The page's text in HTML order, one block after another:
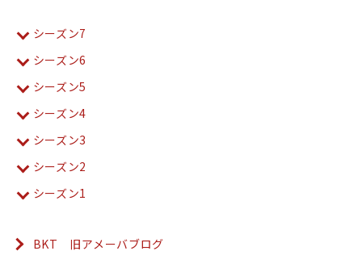
シーズン7
シーズン6
シーズン5
シーズン4
シーズン3
シーズン2
シーズン1
BKT 旧アメーバブログ